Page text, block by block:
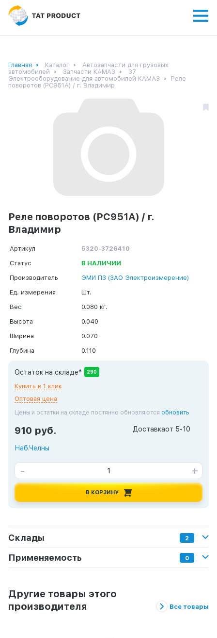
Главная Каталог
Автозапчасти для грузовых
автомобилей
Запчасти КАМАЗ
37
Электрооборудование для автомобилей КАМАЗ
Реле
поворотов (РС951А) / г. Владимир
Реле поворотов (РС951А) / г.
Владимир
Артикул
5320-3726410
Статус
В НАЛИЧИИ
Производитель
ЭМИ ПЗ (ЗАО Электроизмерение)
Ед. измерения
Шт.
Вес
0.080 кг.
Высота
0.040
Ширина
0.070
Глубина
0.110
Остаток на складе* 290
Купить в 1 клик
Оптовая цена
Цены и остатки на складе постянно обновляются обновить
910 руб. Доставкаот 5-10
Наб.Челны
- +
В КОРЗИНУ
Склады 2
Применяемость 0
Другие товары этого
производителя
Все товары